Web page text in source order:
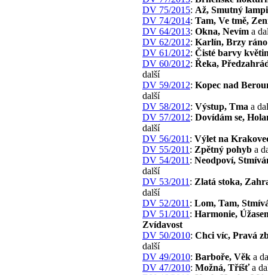
DV 75/2015: Až, Smutný
DV 74/2014: Tam, Ve tmě,
DV 64/2013: Okna, Nevím a
DV 62/2012: Karlín, Brzy ráno
DV 61/2012: Čisté barvy
DV 60/2012: Řeka,
další
DV 59/2012: Kopec nad
další
DV 58/2012: Výstup, Tma a
DV 57/2012: Dovídám se,
další
DV 56/2011 : Výlet na
DV 55/2011 : Zpětný pohyb a
DV 54/2011 : Neodpoví,
další
DV 53/2011 : Zlatá stoka,
další
DV 52/2011 : Lom, Tam,
DV 51/2011 : Harmonie,
Zvídavost
DV 50/2010: Chci víc, Pravá
další
DV 49/2010: Barboře, Věk a
DV 47/2010: Možná, Tříšťa